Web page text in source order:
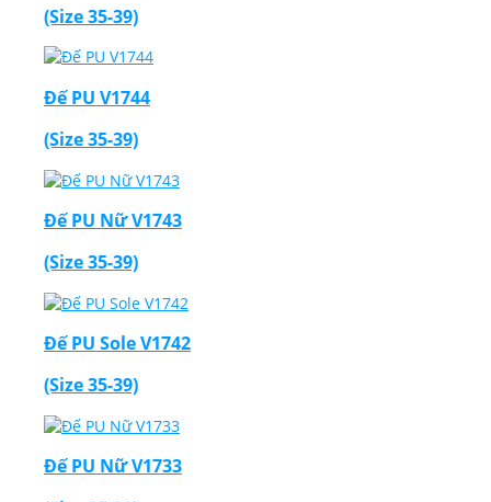
(Size 35-39)
Đế PU V1744
(Size 35-39)
Đế PU Nữ V1743
(Size 35-39)
Đế PU Sole V1742
(Size 35-39)
Đế PU Nữ V1733